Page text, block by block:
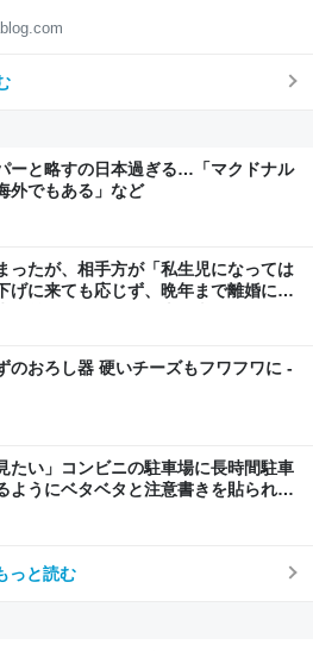
ーと略すの日本過ぎる…「マクドナル
外でもある」など
ったが、相手方が「私生児になっては
げに来ても応じず、晩年まで離婚に応
讐になる」「これ本人幸せなの？」
のおろし器 硬いチーズもフワフワに -
たい」コンビニの駐車場に長時間駐車
ようにベタベタと注意書きを貼られて
っと読む